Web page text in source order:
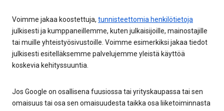
Voimme jakaa koostettuja, tunnisteettomia henkilötietoja
julkisesti ja kumppaneillemme, kuten julkaisijoille, mainostajille
tai muille yhteistyösivustoille. Voimme esimerkiksi jakaa tiedot
julkisesti esitelläksemme palvelujemme yleistä käyttöä
koskevia kehityssuuntia.
Jos Google on osallisena fuusiossa tai yrityskaupassa tai sen
omaisuus tai osa sen omaisuudesta taikka osa liiketoiminnasta